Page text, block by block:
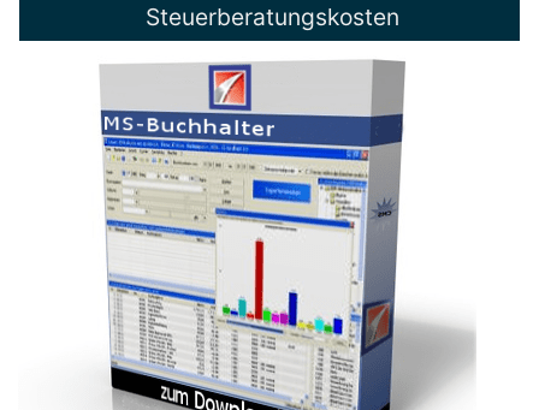
Steuerberatungskosten